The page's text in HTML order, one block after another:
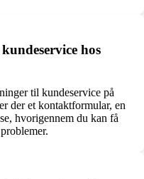
hos
til kundeservice på
der et kontaktformular, en
hvorigennem du kan få